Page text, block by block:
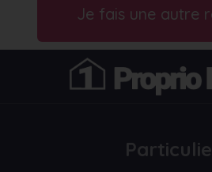
Je fais une autre